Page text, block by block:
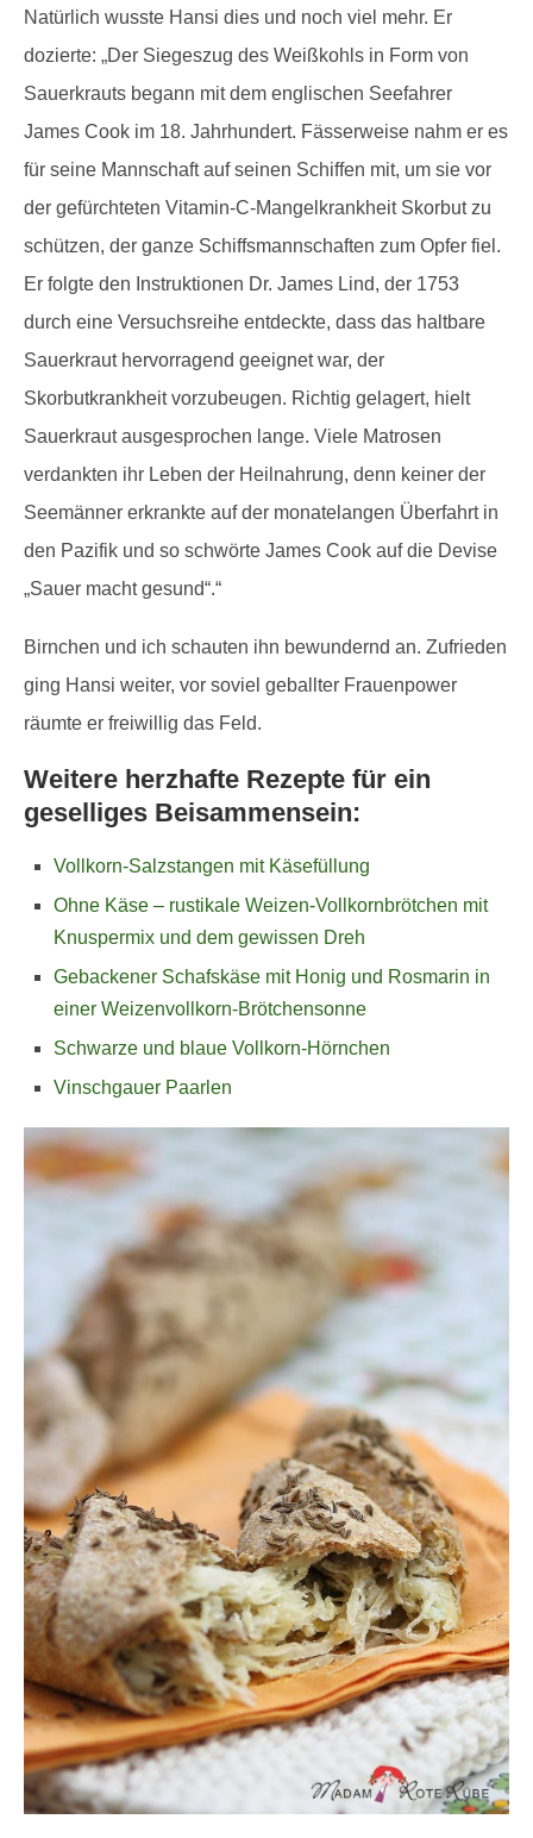
Natürlich wusste Hansi dies und noch viel mehr. Er
dozierte: „Der Siegeszug des Weißkohls in Form von
Sauerkrauts begann mit dem englischen Seefahrer
James Cook im 18. Jahrhundert. Fässerweise nahm er es
für seine Mannschaft auf seinen Schiffen mit, um sie vor
der gefürchteten Vitamin-C-Mangelkrankheit Skorbut zu
schützen, der ganze Schiffsmannschaften zum Opfer fiel.
Er folgte den Instruktionen Dr. James Lind, der 1753
durch eine Versuchsreihe entdeckte, dass das haltbare
Sauerkraut hervorragend geeignet war, der
Skorbutkrankheit vorzubeugen. Richtig gelagert, hielt
Sauerkraut ausgesprochen lange. Viele Matrosen
verdankten ihr Leben der Heilnahrung, denn keiner der
Seemänner erkrankte auf der monatelangen Überfahrt in
den Pazifik und so schwörte James Cook auf die Devise
„Sauer macht gesund“.“
Birnchen und ich schauten ihn bewundernd an. Zufrieden
ging Hansi weiter, vor soviel geballter Frauenpower
räumte er freiwillig das Feld.
Weitere herzhafte Rezepte für ein
geselliges Beisammensein:
Vollkorn-Salzstangen mit Käsefüllung
Ohne Käse – rustikale Weizen-Vollkornbrötchen mit
Knuspermix und dem gewissen Dreh
Gebackener Schafskäse mit Honig und Rosmarin in
einer Weizenvollkorn-Brötchensonne
Schwarze und blaue Vollkorn-Hörnchen
Vinschgauer Paarlen